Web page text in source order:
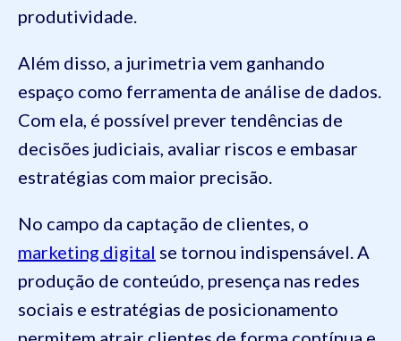
produtividade.
Além disso, a jurimetria vem ganhando
espaço como ferramenta de análise de dados.
Com ela, é possível prever tendências de
decisões judiciais, avaliar riscos e embasar
estratégias com maior precisão.
No campo da captação de clientes, o
marketing digital se tornou indispensável. A
produção de conteúdo, presença nas redes
sociais e estratégias de posicionamento